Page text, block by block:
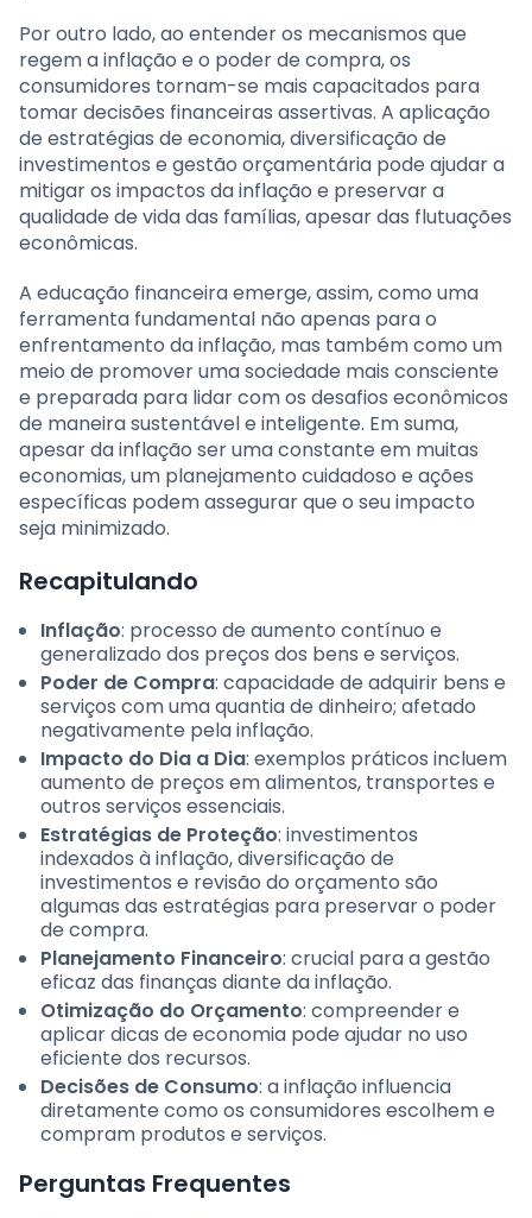
Por outro lado, ao entender os mecanismos que
regem a inflação e o poder de compra, os
consumidores tornam-se mais capacitados para
tomar decisões financeiras assertivas. A aplicação
de estratégias de economia, diversificação de
investimentos e gestão orçamentária pode ajudar a
mitigar os impactos da inflação e preservar a
qualidade de vida das famílias, apesar das flutuações
econômicas.
A educação financeira emerge, assim, como uma
ferramenta fundamental não apenas para o
enfrentamento da inflação, mas também como um
meio de promover uma sociedade mais consciente
e preparada para lidar com os desafios econômicos
de maneira sustentável e inteligente. Em suma,
apesar da inflação ser uma constante em muitas
economias, um planejamento cuidadoso e ações
específicas podem assegurar que o seu impacto
seja minimizado.
Recapitulando
Inflação: processo de aumento contínuo e
generalizado dos preços dos bens e serviços.
Poder de Compra: capacidade de adquirir bens e
serviços com uma quantia de dinheiro; afetado
negativamente pela inflação.
Impacto do Dia a Dia: exemplos práticos incluem
aumento de preços em alimentos, transportes e
outros serviços essenciais.
Estratégias de Proteção: investimentos
indexados à inflação, diversificação de
investimentos e revisão do orçamento são
algumas das estratégias para preservar o poder
de compra.
Planejamento Financeiro: crucial para a gestão
eficaz das finanças diante da inflação.
Otimização do Orçamento: compreender e
aplicar dicas de economia pode ajudar no uso
eficiente dos recursos.
Decisões de Consumo: a inflação influencia
diretamente como os consumidores escolhem e
compram produtos e serviços.
Perguntas Frequentes